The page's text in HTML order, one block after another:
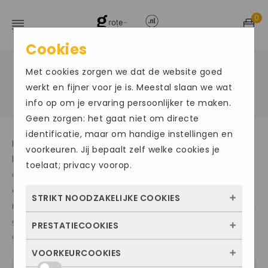
0
Home / Grote maten damesschoenen /
Sneakers
Bij Grote-schoenen.nl kunt u brede damessneakers
bestellen. Onze sneakers zijn speciaal ontworpen voor
dames met brede voeten. Onze brede sneakers voor
dames bieden niet alleen comfort, maar zijn ook
modieus. Onze collectie omvat damessneakers in een
grote maat die u perfect kunt kopen voor dagelijks
gebruik of speciale gelegenheden.
Cookies
Met cookies zorgen we dat de website goed
werkt en fijner voor je is. Meestal slaan we wat
info op om je ervaring persoonlijker te maken.
Geen zorgen: het gaat niet om directe
identificatie, maar om handige instellingen en
voorkeuren. Jij bepaalt zelf welke cookies je
toelaat; privacy voorop.
STRIKT NOODZAKELIJKE COOKIES
Deze cookies zorgen ervoor dat de website
kunnen niet worden uitgezet. Meestal
PRESTATIECOOKIES
Met deze cookies zien we hoe vaak onze
VOORKEURCOOKIES